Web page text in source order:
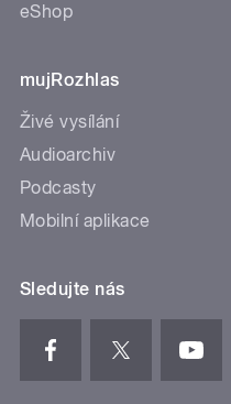
eShop
mujRozhlas
Živé vysílání
Audioarchiv
Podcasty
Mobilní aplikace
Sledujte nás